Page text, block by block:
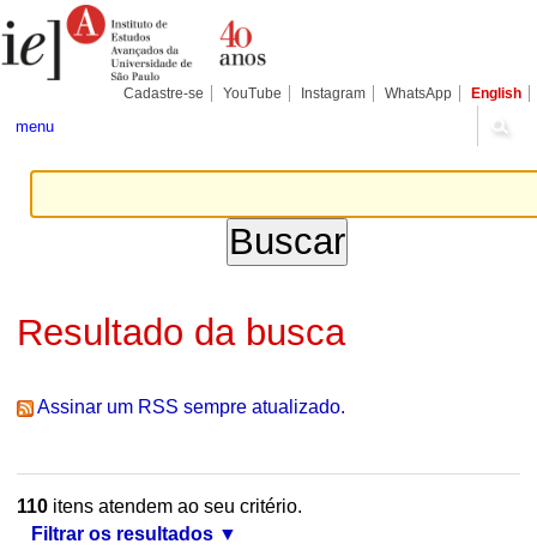
para
conteúdo.
Pessoais
Cadastre-se YouTube Instagram WhatsApp English
menu
Resultado da busca
Assinar um RSS sempre atualizado.
110itens atendem ao seu critério.
Filtrar os resultados